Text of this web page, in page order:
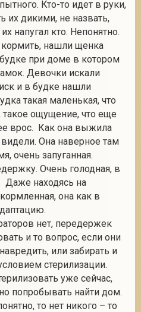
Кто-то идет в руки,
их дикими, не назвать,
напугал кто. Непонятно.
нашли щенка
при доме в котором
Девочки искали
и в будке нашли
такая маленькая, что
такое ощущение, что еще
врос. Как она выжила
Она наверное там
очень запуганная.
Очень голодная, в
Даже находясь на
она как в
нет, передержек
и то вопрос, если они
или забирать и
стерилизации.
уже сейчас,
попробывать найти дом.
то нет никого – то